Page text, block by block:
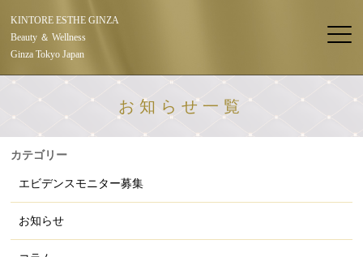
KINTORE ESTHE GINZA
Beauty ＆ Wellness
Ginza Tokyo Japan
お知らせ一覧
カテゴリー
エビデンスモニター募集
お知らせ